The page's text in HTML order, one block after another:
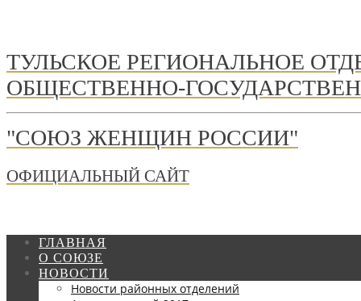
ТУЛЬСКОЕ РЕГИОНАЛЬНОЕ
ОБЩЕСТВЕННО-
"СОЮЗ ЖЕНЩИН РОССИИ"
ОФИЦИАЛЬНЫЙ САЙТ
ГЛАВНАЯ
О СОЮЗЕ
НОВОСТИ
Новости районных отделений